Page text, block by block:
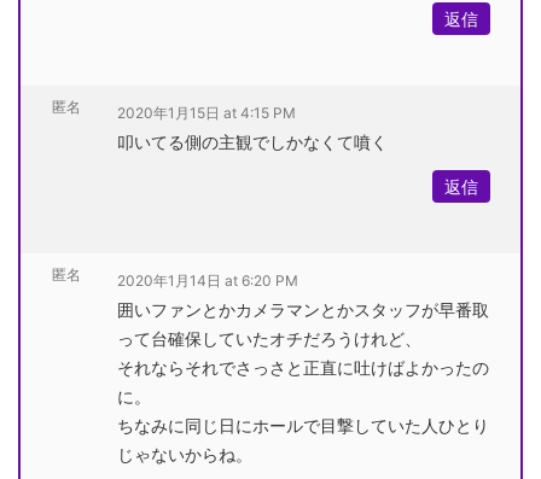
返信
匿名 2020年1月15日 at 4:15 PM
叩いてる側の主観でしかなくて噴く
返信
匿名 2020年1月14日 at 6:20 PM
囲いファンとかカメラマンとかスタッフが早番取
って台確保していたオチだろうけれど、
それならそれでさっさと正直に吐けばよかったの
に。
ちなみに同じ日にホールで目撃していた人ひとり
じゃないからね。